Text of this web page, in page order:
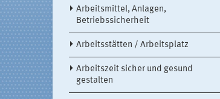
Arbeitsmittel, Anlagen,
Betriebssicherheit
Arbeitsstätten / Arbeitsplatz
Arbeitszeit sicher und gesund
gestalten